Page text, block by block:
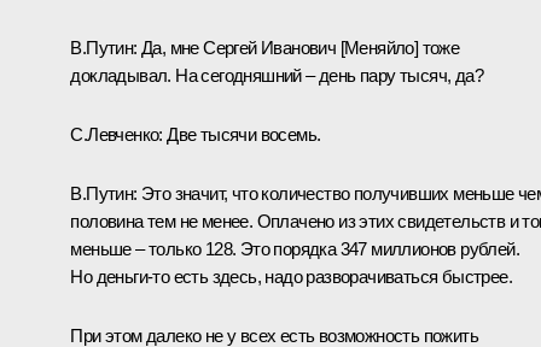
В.Путин: Да, мнеСергей Иванович [Меняйло] тоже
докладывал. На сегодняшний – день пару тысяч, да?
С.Левченко: Две тысячи восемь.
В.Путин: Это значит, что количество получивших меньше
половина тем не менее. Оплачено из этих свидетельств и
меньше – только 128. Это порядка 347 миллионов рублей.
Но деньги-то есть здесь, надо разворачиваться быстрее.
При этом далеко не у всех есть возможность пожить